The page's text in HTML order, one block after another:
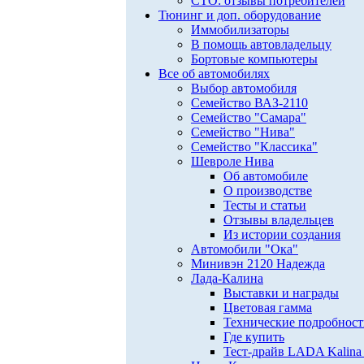
Тюнинг и доп. оборудование
Иммобилизаторы
В помощь автовладельцу
Бортовые компьютеры
Все об автомобилях
Выбор автомобиля
Семейство ВАЗ-2110
Семейство "Самара"
Семейство "Нива"
Семейство "Классика"
Шевроле Нива
Об автомобиле
О производстве
Тесты и статьи
Отзывы владельцев
Из истории создания
Автомобили "Ока"
Минивэн 2120 Надежда
Лада-Калина
Выставки и награды
Цветовая гамма
Технические
Где купить
Тест-драйв LADA Kalina